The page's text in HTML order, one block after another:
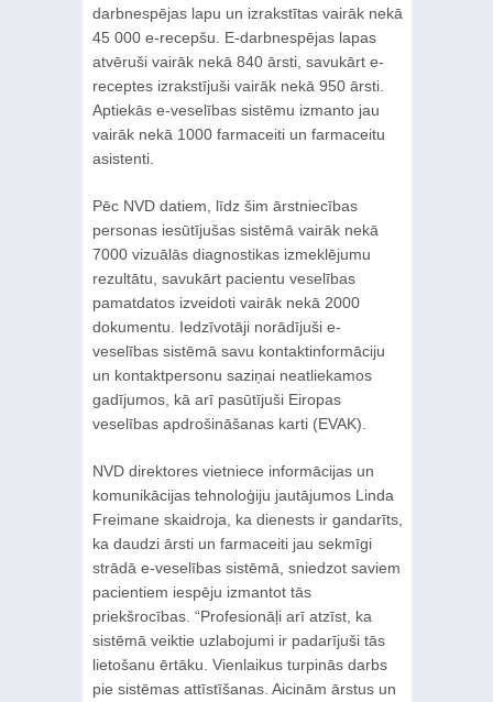
darbnespējas lapu un izrakstītas vairāk nekā
45 000 e-recepšu. E-darbnespējas lapas
atvēruši vairāk nekā 840 ārsti, savukārt e-
receptes izrakstījuši vairāk nekā 950 ārsti.
Aptiekās e-veselības sistēmu izmanto jau
vairāk nekā 1000 farmaceiti un farmaceitu
asistenti.
Pēc NVD datiem, līdz šim ārstniecības
personas iesūtījušas sistēmā vairāk nekā
7000 vizuālās diagnostikas izmeklējumu
rezultātu, savukārt pacientu veselības
pamatdatos izveidoti vairāk nekā 2000
dokumentu. Iedzīvotāji norādījuši e-
veselības sistēmā savu kontaktinformāciju
un kontaktpersonu saziņai neatliekamos
gadījumos, kā arī pasūtījuši Eiropas
veselības apdrošināšanas karti (EVAK).
NVD direktores vietniece informācijas un
komunikācijas tehnoloģiju jautājumos Linda
Freimane skaidroja, ka dienests ir gandarīts,
ka daudzi ārsti un farmaceiti jau sekmīgi
strādā e-veselības sistēmā, sniedzot saviem
pacientiem iespēju izmantot tās
priekšrocības. “Profesionāļi arī atzīst, ka
sistēmā veiktie uzlabojumi ir padarījuši tās
lietošanu ērtāku. Vienlaikus turpinās darbs
pie sistēmas attīstīšanas. Aicinām ārstus un